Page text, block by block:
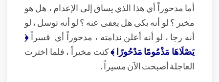
أما مدحوراً أي هذا الذي يساق إلى الإعدام ، هل هو
مخير ؟ لو أنه بكى هل يعفى عنه ؟ لو أنه توسل ، لو
أنه رجا ، لو أنه أعلن ندامته ، مدحوراً أي قسراً﴿
يَصْلَاهَا مَذْمُومًا مَدْحُورًا ﴾كنت مخيراً ، فلما اخترت
العاجلة أصبحت الآن مسيراً .